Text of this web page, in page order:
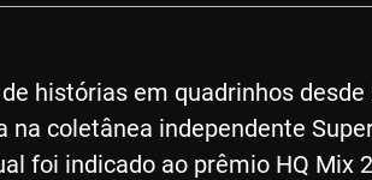
histórias em quadrinhos
na coletânea independente
foi indicado ao prêmio HQ Mix